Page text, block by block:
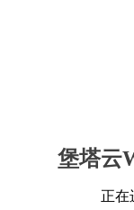
堡塔云
正在